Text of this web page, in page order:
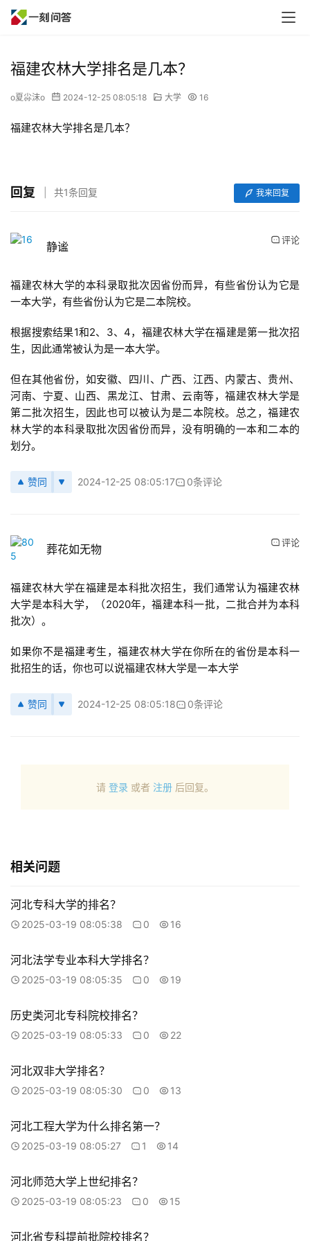
福建农林大学排名是几本？
o夏尛沫o 2024-12-25 08:05:18 大学 16
福建农林大学排名是几本？
回复 共1条回复 我来回复
静谧 评论
福建农林大学的本科录取批次因省份而异，有些省份认为它是
一本大学，有些省份认为它是二本院校。
根据搜索结果1和2、3、4，福建农林大学在福建是第一批次招
生，因此通常被认为是一本大学。
但在其他省份，如安徽、四川、广西、江西、内蒙古、贵州、
河南、宁夏、山西、黑龙江、甘肃、云南等，福建农林大学是
第二批次招生，因此也可以被认为是二本院校。总之，福建农
林大学的本科录取批次因省份而异，没有明确的一本和二本的
划分。
赞同 2024-12-25 08:05:17 0条评论
葬花如无物 评论
福建农林大学在福建是本科批次招生，我们通常认为福建农林
大学是本科大学，（2020年，福建本科一批，二批合并为本科
批次）。
如果你不是福建考生，福建农林大学在你所在的省份是本科一
批招生的话，你也可以说福建农林大学是一本大学
赞同 2024-12-25 08:05:18 0条评论
请 登录 或者 注册 后回复。
相关问题
河北专科大学的排名？
2025-03-19 08:05:38 0 16
河北法学专业本科大学排名？
2025-03-19 08:05:35 0 19
历史类河北专科院校排名？
2025-03-19 08:05:33 0 22
河北双非大学排名？
2025-03-19 08:05:30 0 13
河北工程大学为什么排名第一？
2025-03-19 08:05:27 1 14
河北师范大学上世纪排名？
2025-03-19 08:05:23 0 15
河北省专科提前批院校排名？